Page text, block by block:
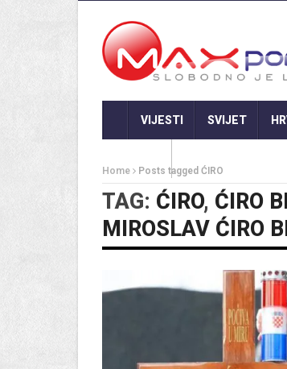
VIJESTI SVIJET
Home Posts tagged ĆIRO
TAG: ĆIRO, ĆIRO
MIROSLAV ĆIRO